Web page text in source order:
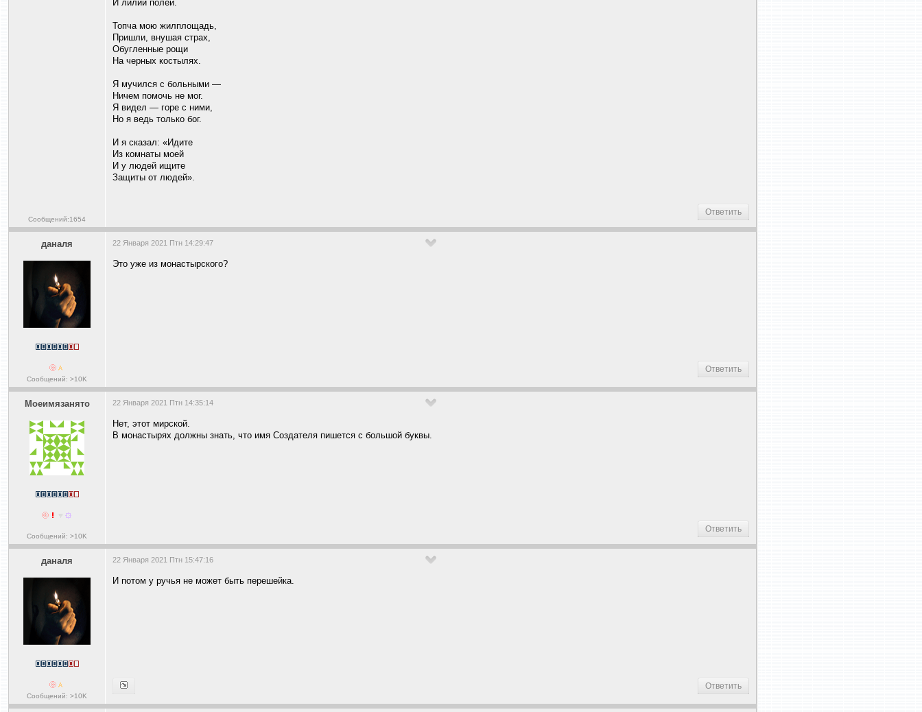
Сообщений:1654
И лилии полей.
Топча мою жилплощадь,
Пришли, внушая страх,
Обугленные рощи
На черных костылях.
Я мучился с больными —
Ничем помочь не мог.
Я видел — горе с ними,
Но я ведь только бог.
И я сказал: «Идите
Из комнаты моей
И у людей ищите
Защиты от людей».
Ответить
даналя
Сообщений: >10K
22 Января 2021 Птн 14:29:47
Это уже из монастырского?
Ответить
Моеимязанято
Сообщений: >10K
22 Января 2021 Птн 14:35:14
Нет, этот мирской.
В монастырях должны знать, что имя Создателя пишется с большой буквы.
Ответить
даналя
Сообщений: >10K
22 Января 2021 Птн 15:47:16
И потом у ручья не может быть перешейка.
Ответить